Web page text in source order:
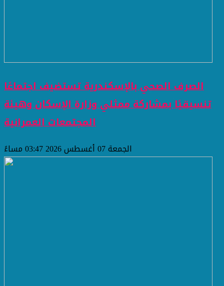
الصرف الصحي بالإسكندرية تستضيف اجتماعًا
تنسيقيًا بمشاركة ممثلي وزارة الإسكان وهيئة
المجتمعات العمرانية
الجمعة 07 أغسطس 2026 03:47 مساءً